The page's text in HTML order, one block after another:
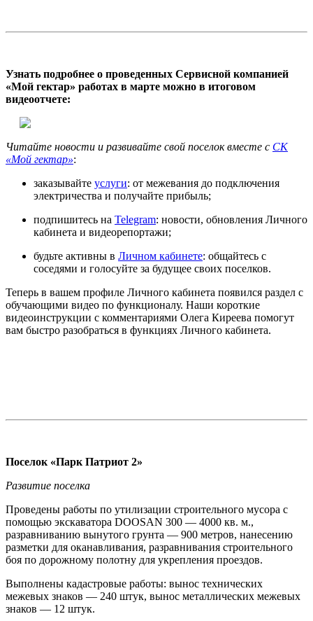
Узнать подробнее о проведенных Сервисной компанией
«Мой гектар» работах в марте можно в итоговом
видеоотчете:
Читайте новости и развивайте свой поселок вместе с СК
«Мой гектар»:
заказывайте услуги: от межевания до подключения
электричества и получайте прибыль;
подпишитесь на Telegram: новости, обновления Личного
кабинета и видеорепортажи;
будьте активны в Личном кабинете: общайтесь с
соседями и голосуйте за будущее своих поселков.
Теперь в вашем профиле Личного кабинета появился раздел с
обучающими видео по функционалу. Наши короткие
видеоинструкции с комментариями Олега Киреева помогут
вам быстро разобраться в функциях Личного кабинета.
Поселок «Парк Патриот 2»
Развитие поселка
Проведены работы по утилизации строительного мусора с
помощью экскаватора DOOSAN 300 — 4000 кв. м.,
разравниванию вынутого грунта — 900 метров, нанесению
разметки для оканавливания, разравнивания строительного
боя по дорожному полотну для укрепления проездов.
Выполнены кадастровые работы: вынос технических
межевых знаков — 240 штук, вынос металлических межевых
знаков — 12 штук.